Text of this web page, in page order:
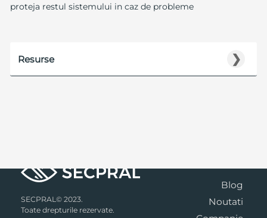
proteja restul sistemului in caz de probleme
❯
Resurse
SECPRAL© 2023.
Toate drepturile rezervate.
Blog
Noutati